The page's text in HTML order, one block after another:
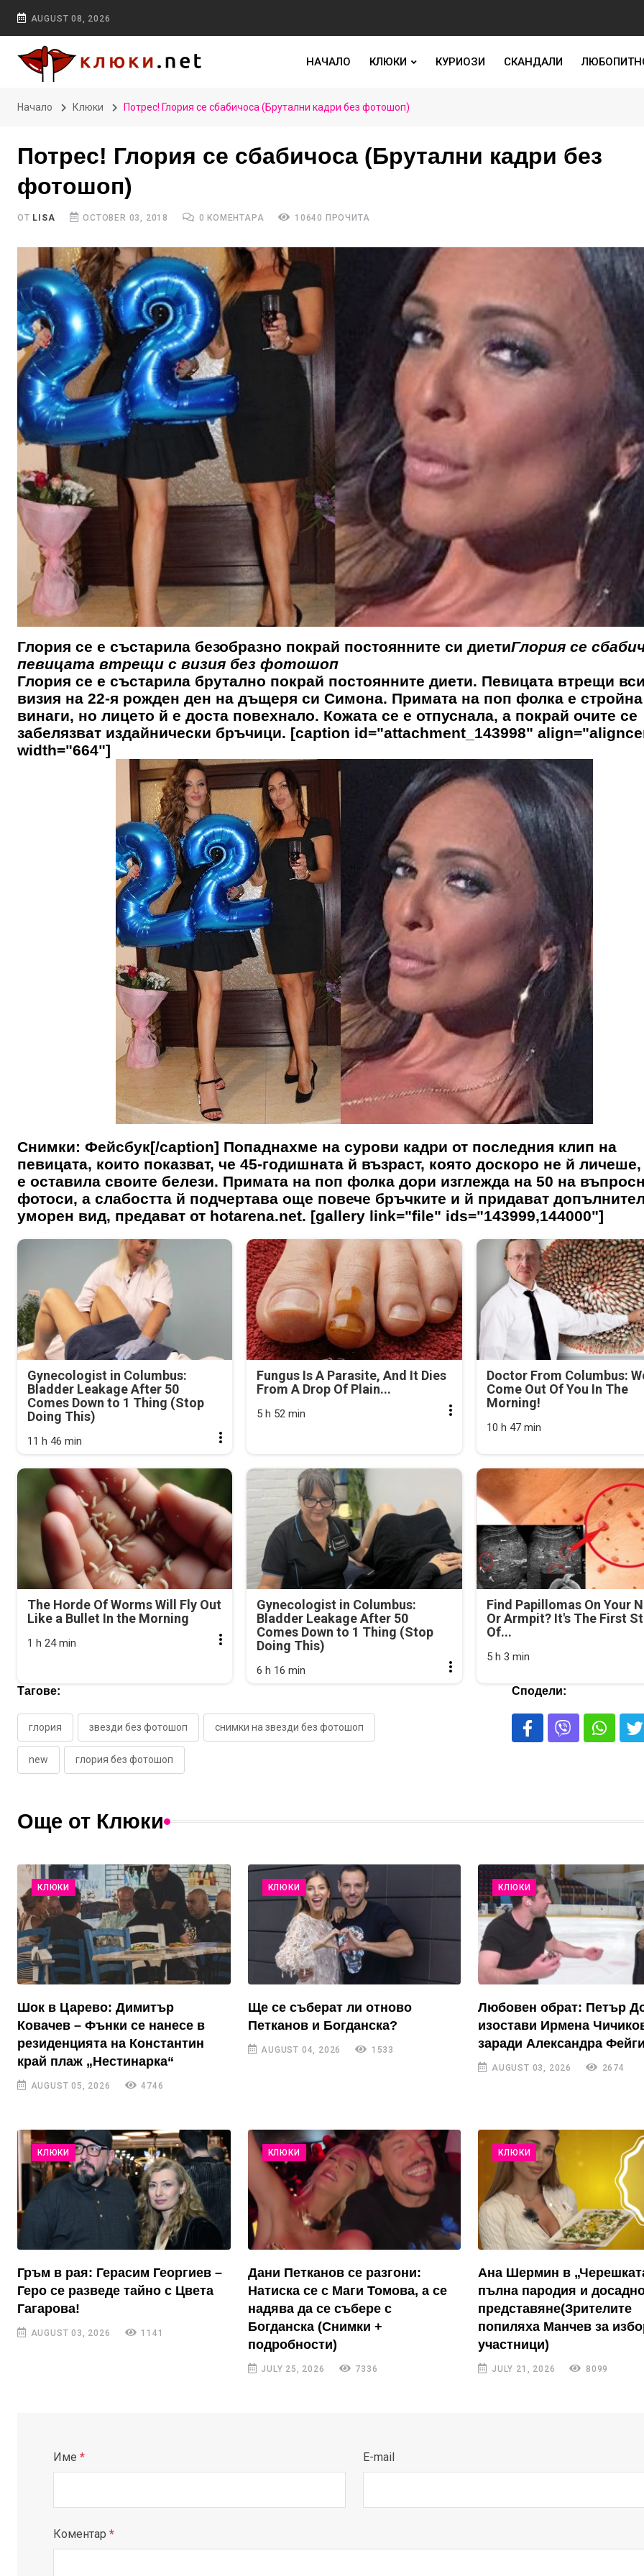
AUGUST 08, 2026
НАЧАЛО КЛЮКИ КУРИОЗИ СКАНДАЛИ
Начало Клюки Потрес! Глория се сбабичоса (Брутални кадри без фотошоп)
Потрес! Глория се сбабичоса (Брутални кадри без
фотошоп)
ОТ LISA OCTOBER 03, 2018 0 КОМЕНТАРА 10640 ПРОЧИТА
Глория се е състарила безобразно покрай постоянните си диетиГлория се
певицата втрещи с визия без фотошоп
Глория се е състарила брутално покрай постоянните диети. Певицата втрещи
визия на 22-я рожден ден на дъщеря си Симона. Примата на поп фолка е стройна
винаги, но лицето й е доста повехнало. Кожата се е отпуснала, а покрай очите се
забелязват издайнически бръчици. [caption id="attachment_143998"
width="664"]
Снимки: Фейсбук[/caption] Попаднахме на сурови кадри от последния клип на
певицата, които показват, че 45-годишната й възраст, която доскоро не й
е оставила своите белези. Примата на поп фолка дори изглежда на 50 на
фотоси, а слабостта й подчертава още повече бръчките и й придават
уморен вид, предават от hotarena.net. [gallery link="file" ids="143999,144000"]
Gynecologist in Columbus:
Bladder Leakage After 50
Comes Down to 1 Thing (Stop
Doing This)
11 h 46 min
Fungus Is A Parasite, And It Dies
From A Drop Of Plain...
5 h 52 min
Doctor From Columbus:
Come Out Of You In The
Morning!
10 h 47 min
The Horde Of Worms Will Fly Out
Like a Bullet In the Morning
1 h 24 min
Gynecologist in Columbus:
Bladder Leakage After 50
Comes Down to 1 Thing (Stop
Doing This)
6 h 16 min
Find Papillomas On Your
Or Armpit? It's The First
Of...
5 h 3 min
Тагове:
глория звезди без фотошоп снимки на звезди без фотошоп
new глория без фотошоп
Сподели:
Още от Клюки
КЛЮКИ
Шок в Царево: Димитър
Ковачев – Фънки се нанесе в
резиденцията на Константин
край плаж „Нестинарка“
AUGUST 05, 2026 4746
КЛЮКИ
Ще се съберат ли отново
Петканов и Богданска?
AUGUST 04, 2026 1533
КЛЮКИ
Любовен обрат: Петър
изостави Ирмена
заради Александра
AUGUST 03, 2026 2674
КЛЮКИ
Гръм в рая: Герасим Георгиев –
Геро се разведе тайно с Цвета
Гагарова!
AUGUST 03, 2026 1141
КЛЮКИ
Дани Петканов се разгони:
Натиска се с Маги Томова, а се
надява да се събере с
Богданска (Снимки +
подробности)
JULY 25, 2026 7336
КЛЮКИ
Ана Шермин в
пълна пародия и
представяне(Зрителите
попиляха Манчев за
участници)
JULY 21, 2026 8099
Име * E-mail
Коментар *